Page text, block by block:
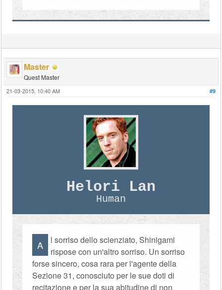
Master
Quest Master
#9
21-03-2015, 10:40 AM
Helori Lan
Human
A
l sorriso dello scienziato, Shinigami
rispose con un'altro sorriso. Un sorriso
forse sincero, cosa rara per l'agente della
Sezione 31, conosciuto per le sue doti di
recitazione e per la sua abitudine di non